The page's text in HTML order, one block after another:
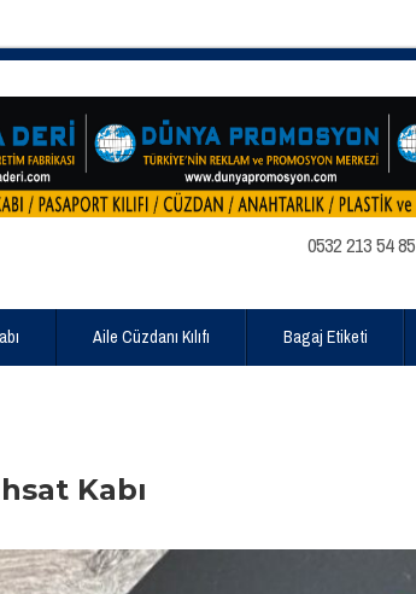
0532 213 54 85
Aile Cüzdanı Kılıfı Bagaj Etiketi
Kabı